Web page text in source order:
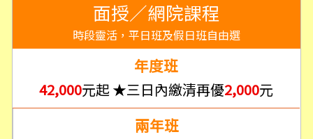
面授／網院課程
時段靈活，平日班及假日班自由選
年度班
42,000元起 ★三日內繳清再優2,000元
兩年班